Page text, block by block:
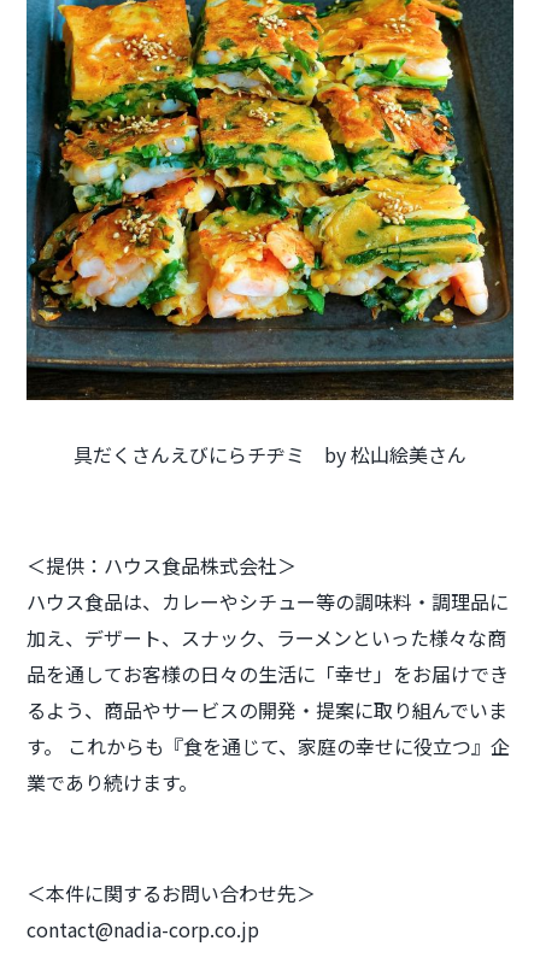
具だくさんえびにらチヂミ by 松山絵美さん
＜提供：ハウス食品株式会社＞
ハウス食品は、カレーやシチュー等の調味料・調理品に
加え、デザート、スナック、ラーメンといった様々な商
品を通してお客様の日々の生活に「幸せ」をお届けでき
るよう、商品やサービスの開発・提案に取り組んでいま
す。 これからも『食を通じて、家庭の幸せに役立つ』企
業であり続けます。
＜本件に関するお問い合わせ先＞
contact@nadia-corp.co.jp